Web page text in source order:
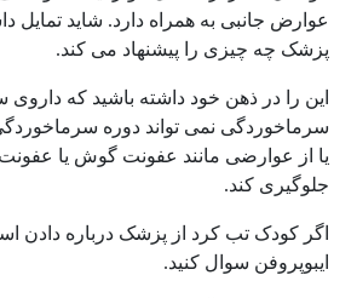
عوارض جانبی به همراه دارد. شاید تمایل
پزشک چه چیزی را پیشنهاد می کند.
این را در ذهن خود داشته باشید که
سرماخوردگی نمی تواند دوره
یا از عوارضی مانند عفونت گوش یا
جلوگیری کند.
اگر کودک تب کرد از پزشک درباره دادن
ایبوپروفن سوال کنید.